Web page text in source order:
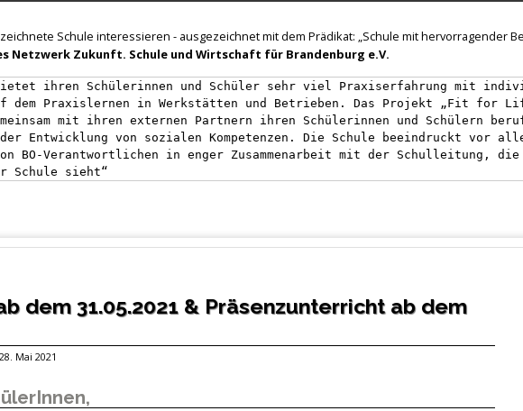
Schule interessieren - ausgezeichnet mit dem Prädikat: „Schule mit hervorragender
Netzwerk Zukunft. Schule und Wirtschaft für Brandenburg e.V.
ihren Schülerinnen und Schüler sehr viel Praxiserfahrung mit
dem Praxislernen in Werkstätten und Betrieben. Das Projekt „Fit for
mit ihren externen Partnern ihren Schülerinnen und Schülern
Entwicklung von sozialen Kompetenzen. Die Schule beeindruckt vor
BO-Verantwortlichen in enger Zusammenarbeit mit der Schulleitung,
Schule sieht“
dem 31.05.2021 & Präsenzunterricht ab dem
Mai 2021